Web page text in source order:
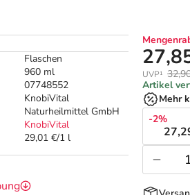
Flaschen
960 ml
07748552
KnobiVital
Naturheilmittel GmbH
KnobiVital
29,01 €/1 l
UVP¹
Artikel
Mehr
-2%